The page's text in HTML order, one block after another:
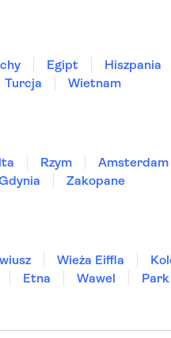
Egipt Hiszpania
Turcja
Wietnam
Rzym Amsterdam
Zakopane
Wieża Eiffla
Etna Wawel